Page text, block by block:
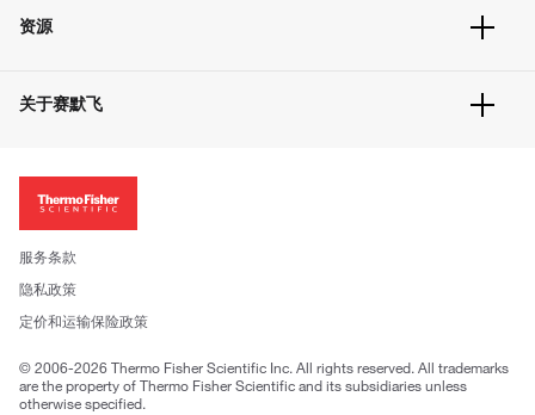
联系我们
隐私政策
资源
促销信息
关于赛默飞
新闻
社会责任
服务条款
隐私政策
定价和运输保险政策
© 2006-2026 Thermo Fisher Scientific Inc. All rights reserved. All trademarks
are the property of Thermo Fisher Scientific and its subsidiaries unless
otherwise specified.